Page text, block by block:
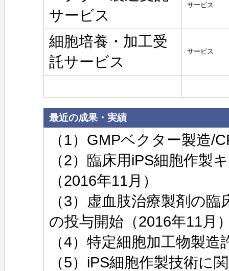
サービス
サービス
細胞培養・加工受
託サービス
サービス
最近の成果・実績
（1）GMPベクター製造/
（2）臨床用iPS細胞作製
（2016年11月）
（3）虚血肢治療製剤の
の投与開始（2016年11月
（4）特定細胞加工物製
（5）iPS細胞作製技術に